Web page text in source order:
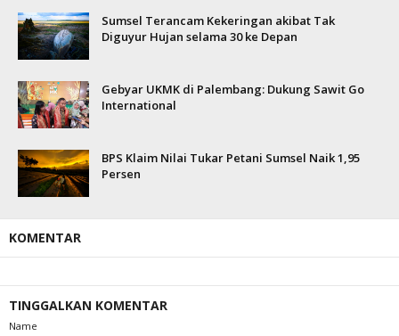
Sumsel Terancam Kekeringan akibat Tak
Diguyur Hujan selama 30 ke Depan
Gebyar UKMK di Palembang: Dukung Sawit Go
International
BPS Klaim Nilai Tukar Petani Sumsel Naik 1,95
Persen
KOMENTAR
TINGGALKAN KOMENTAR
Name